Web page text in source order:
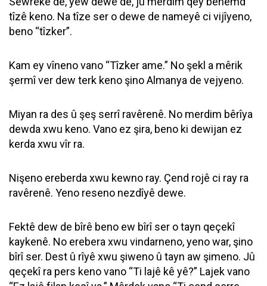
tîzê keno. Na tîze ser o dewe de nameyê ci vijîyeno,
beno “tîzker”.
Kam ey vîneno vano “Tîzker ame.” No şekl a mêrik
şermî ver dew terk keno şino Almanya de vejyeno.
Miyan ra des û şeş serrî ravêrenê. No merdim bêrîya
dewda xwu keno. Vano ez şira, beno ki dewijan ez
kerda xwu vîr ra.
Nişeno ereberda xwu kewno ray. Çend rojê ci ray ra
ravêrenê. Yeno reseno nezdîyê dewe.
Fektê dew de bîrê beno ew bîrî ser o tayn qeçekî
kaykenê. No erebera xwu vindarneno, yeno war, şino
bîrî ser. Dest û rîyê xwu şiweno û tayn aw şimeno. Jû
qeçekî ra pers keno vano “Ti lajê kê yê?” Lajek vano